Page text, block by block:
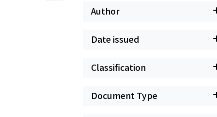
Author
Date issued
Classification
Document Type